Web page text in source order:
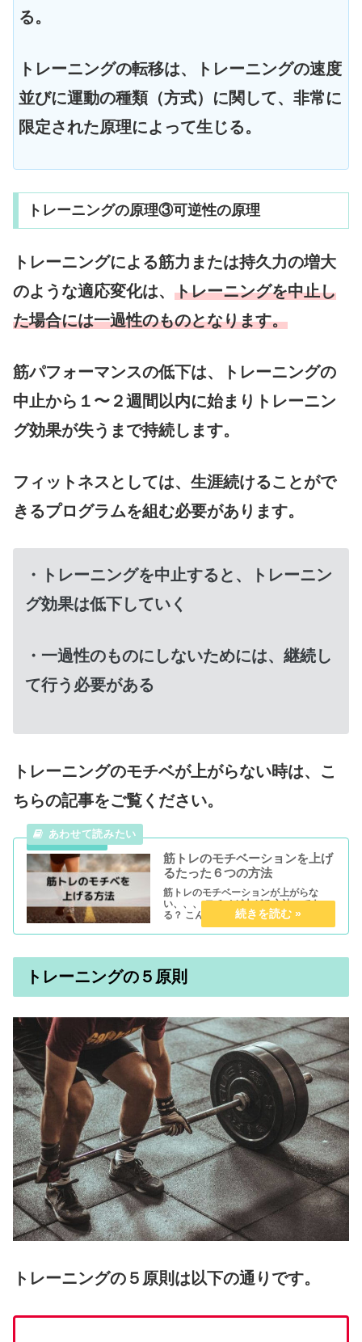
る。
トレーニングの転移は、トレーニングの速度
並びに運動の種類（方式）に関して、非常に
限定された原理によって生じる。
トレーニングの原理③可逆性の原理
トレーニングによる筋力または持久力の増大
のような適応変化は、 トレーニングを中止し
た場合には一過性のものとなります。
筋パフォーマンスの低下は、トレーニングの
中止から１〜２週間以内に始まりトレーニン
グ効果が失うまで持続します。
フィットネスとしては、生涯続けることがで
きるプログラムを組む必要があります。
・トレーニングを中止すると、トレーニン
グ効果は低下していく
・一過性のものにしないためには、継続し
て行う必要がある
トレーニングのモチベが上がらない時は、こ
ちらの記事をご覧ください。
筋トレのモチベーションを上げ
るたった６つの方法
筋トレのモチベーションが上がらな
い、、、 モチベが上がる方法ってあ
る？ こんな疑問にお答えします。 本記
事では、『筋トレのモチベーションを
上げる方法』について分かりやすく解
トレのモチベーションを上げる方...
トレーニングの５原則
トレーニングの５原則は以下の通りです。